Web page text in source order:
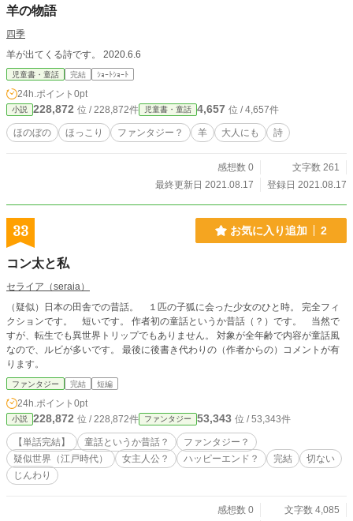
羊の物語
四季
羊が出てくる詩です。 2020.6.6
児童書・童話 完結 ｼｮｰﾄｼｮｰﾄ
24h.ポイント 0pt
小説 228,872 位 / 228,872件 児童書・童話 4,657 位 / 4,657件
ほのぼの ほっこり ファンタジー？ 羊 大人にも 詩
感想数 0
文字数 261
最終更新日 2021.08.17
登録日 2021.08.17
33 お気に入り追加 2
コン太と私
セライア（seraia）
（疑似）日本の田舎での昔話。 １匹の子狐に会った少女のひと時。 完全フィ
クションです。 短いです。 作者初の童話というか昔話（？）です。 当然で
すが、転生でも異世界トリップでもありません。 対象が全年齢で内容が童話風
なので、ルビが多いです。 最後に後書き代わりの（作者からの）コメントが有
ります。
ファンタジー 完結 短編
24h.ポイント 0pt
小説 228,872 位 / 228,872件 ファンタジー 53,343 位 / 53,343件
【単話完結】 童話というか昔話？
ファンタジー？
疑似世界（江戸時代）
女主人公？ ハッピーエンド？ 完結
切ない
じんわり
感想数 0 文字数 4,085